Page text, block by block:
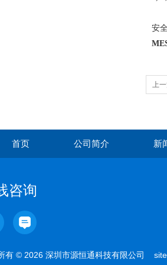
安
上
首页 公司简介 新
咨询
有 © 2026 深圳市源恒通科技有限公司